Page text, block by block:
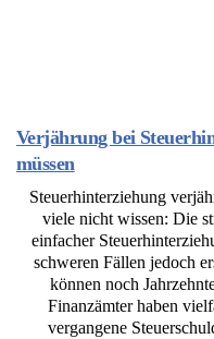
Verjährung bei
müssen
Steuerhinterziehung
viele nicht wissen: Die
einfacher
schweren Fällen jedoch
können noch
Finanzämter haben
vergangene